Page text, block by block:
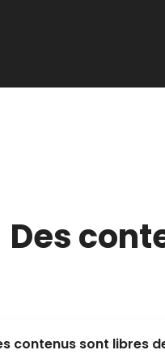
Des
contenus sont libres